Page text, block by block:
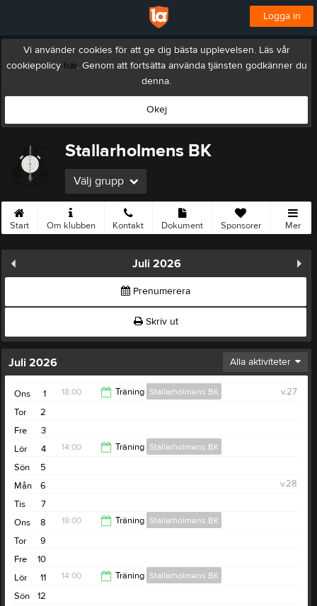
Logga in
Vi använder cookies för att ge dig bästa upplevelsen. Läs vår
cookiepolicy här. Genom att fortsätta använda tjänsten godkänner du
denna.
Okej
Stallarholmens BK
Välj grupp
Start Om klubben Kontakt Dokument Sponsorer Mer
Juli 2026
Prenumerera
Skriv ut
Juli 2026 Alla aktiviteter
1
Ons v.27
18:00 Träning Stallarholmens BK
2
Tor
3
Fre
4
Lör 14:00 Träning Stallarholmens BK
5
Sön
6
Mån
v.28
7
Tis
8
Ons 18:00 Träning Stallarholmens BK
9
Tor
10
Fre
11
Lör 14:00 Träning Stallarholmens BK
12
Sön